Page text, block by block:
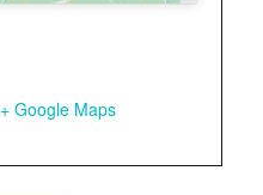
+ Google Maps